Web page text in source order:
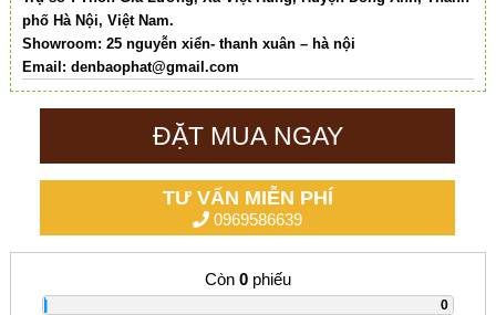
phố Hà Nội, Việt Nam.
Showroom: 25 nguyễn xiển- thanh xuân – hà nội
Email: denbaophat@gmail.com
ĐẶT MUA NGAY
TƯ VẤN MIỄN PHÍ
0969586639
Còn 0phiếu
0